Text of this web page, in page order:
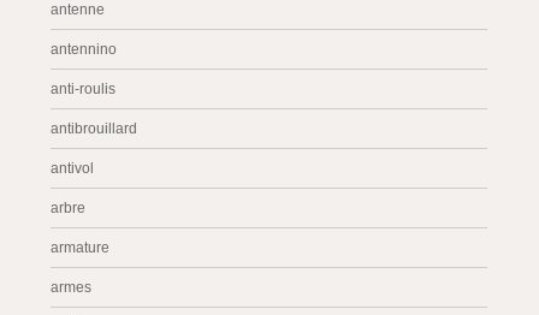
antenne
antennino
anti-roulis
antibrouillard
antivol
arbre
armature
armes